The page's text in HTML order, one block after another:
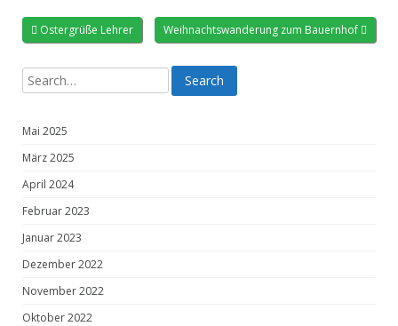
Ostergrüße Lehrer Weihnachtswanderung zum Bauernhof
Mai 2025
März 2025
April 2024
Februar 2023
Januar 2023
Dezember 2022
November 2022
Oktober 2022